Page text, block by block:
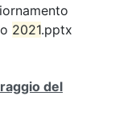
2021.pptx
del